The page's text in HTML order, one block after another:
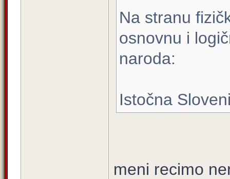
Na stranu
osnovnu i
naroda:
Istočna
meni recimo